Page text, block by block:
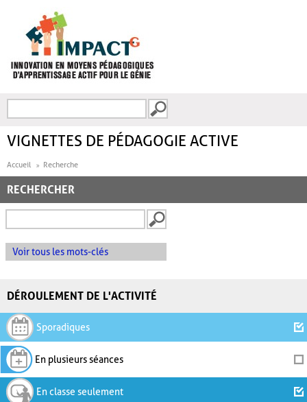
FORMULAIRE DE
VIGNETTES DE PÉDAGOGIE ACTIVE
Accueil Recherche
RECHERCHER
Voir tous les mots-clés
DÉROULEMENT DE L'ACTIVITÉ
Sporadiques
En plusieurs séances
En classe seulement